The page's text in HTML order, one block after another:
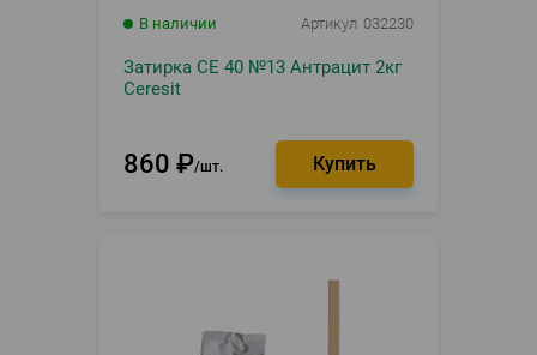
В наличии Артикул 032230
Затирка CE 40 №13 Антрацит 2кг
Ceresit
860 ₽ шт.